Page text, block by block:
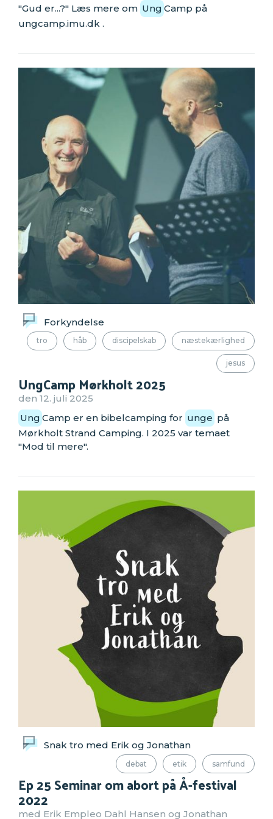
"Gud er...?" Læs mere om Ung Camp på
ungcamp.imu.dk .
Forkyndelse
tro håb discipelskab næstekærlighed
jesus
UngCamp Mørkholt 2025
den 12. juli 2025
Ung Camp er en bibelcamping for unge på
Mørkholt Strand Camping. I 2025 var temaet
"Mod til mere".
Snak tro med Erik og Jonathan
debat etik samfund
Ep 25 Seminar om abort på Å-festival
2022
med Erik Empleo Dahl Hansen og Jonathan